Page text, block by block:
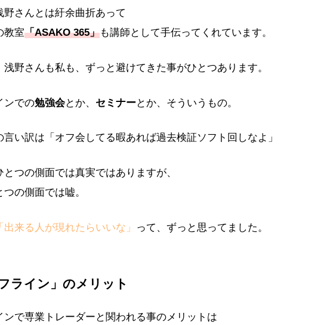
野さんとは紆余曲折あって
教室「ASAKO 365」も講師として手伝ってくれています。
浅野さんも私も、ずっと避けてきた事がひとつあります。
ンでの勉強会とか、 セミナーとか、そういうもの。
言い訳は「オフ会してる暇あれば過去検証ソフト回しなよ」
とつの側面では真実ではありますが、
つの側面では嘘。
出来る人が現れたらいいな」 って、ずっと思ってました。
フライン」のメリット
ンで専業トレーダーと関われる事のメリットは